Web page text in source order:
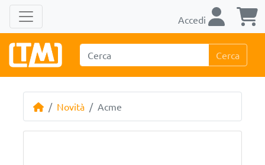
Accedi
Cerca
Novità Acme